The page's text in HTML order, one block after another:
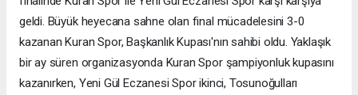
geldi. Büyük heyecana sahne olan final mücadelesini 3-0
kazanan Kuran Spor, Başkanlık Kupası'nın sahibi oldu. Yaklaşık
bir ay süren organizasyonda Kuran Spor şampiyonluk kupasını
kazanırken, Yeni Gül Eczanesi Spor ikinci, Tosunoğulları